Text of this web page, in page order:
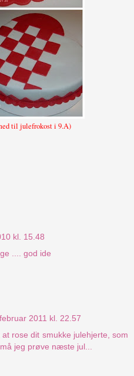
til julefrokost i 9.A)
kl. 15.48
.... god ide
2011 kl. 22.57
rose dit smukke julehjerte, som
jeg prøve næste jul...